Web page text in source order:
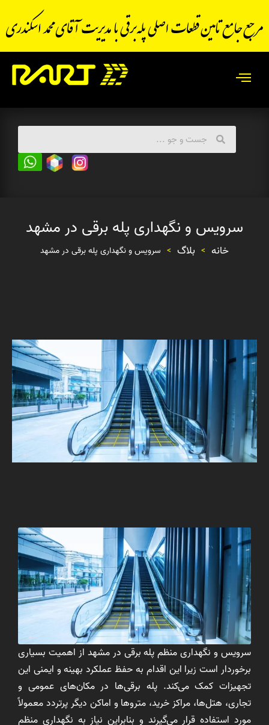
سرویس و نگهداری پله برقی در مشهد
خانه > بلاگ > سرویس و نگهداری پله برقی در مشهد
سرویس و نگهداری منظم پله برقی در مشهد از اهمیت بسیاری
برخوردار است زیرا این اقدام به حفظ عملکرد بهینه و ایمنی این
تجهیزات کمک می‌کند. پله برقی‌ها در مکان‌های عمومی و
تجاری، هتل‌ها، مراکز خرید، متروها و اماکن دیگر پرتردد معمولاً
مورد استفاده قرار می‌گیرند و بنابراین نیاز به نگهداری منظم